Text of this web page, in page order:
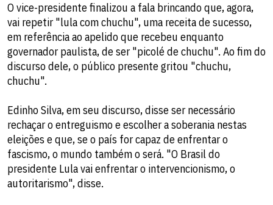
O vice-presidente finalizou a fala brincando que, agora,
vai repetir "lula com chuchu", uma receita de sucesso,
em referência ao apelido que recebeu enquanto
governador paulista, de ser "picolé de chuchu". Ao fim do
discurso dele, o público presente gritou "chuchu,
chuchu".
Edinho Silva, em seu discurso, disse ser necessário
rechaçar o entreguismo e escolher a soberania nestas
eleições e que, se o país for capaz de enfrentar o
fascismo, o mundo também o será. "O Brasil do
presidente Lula vai enfrentar o intervencionismo, o
autoritarismo", disse.